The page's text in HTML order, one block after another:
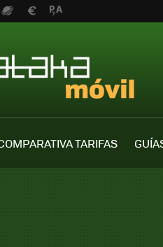
TARIFAS